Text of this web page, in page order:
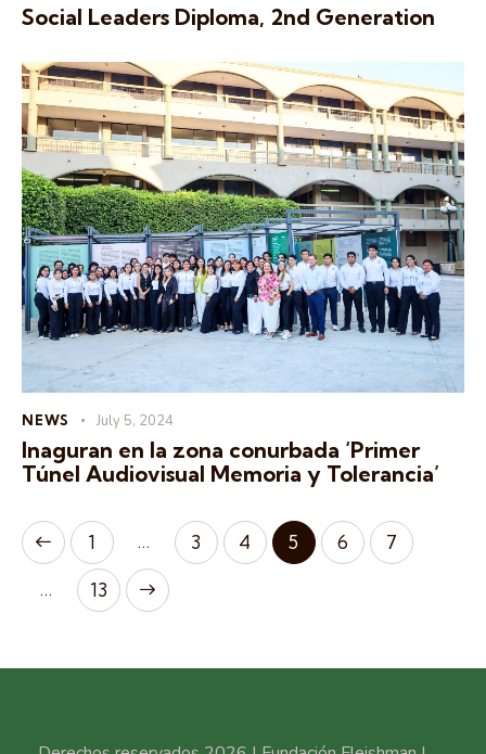
Social Leaders Diploma, 2nd Generation
NEWS July 5, 2024
Inaguran en la zona conurbada ‘Primer
Túnel Audiovisual Memoria y Tolerancia’
1 … 3 4 5 6 7
… 13
>